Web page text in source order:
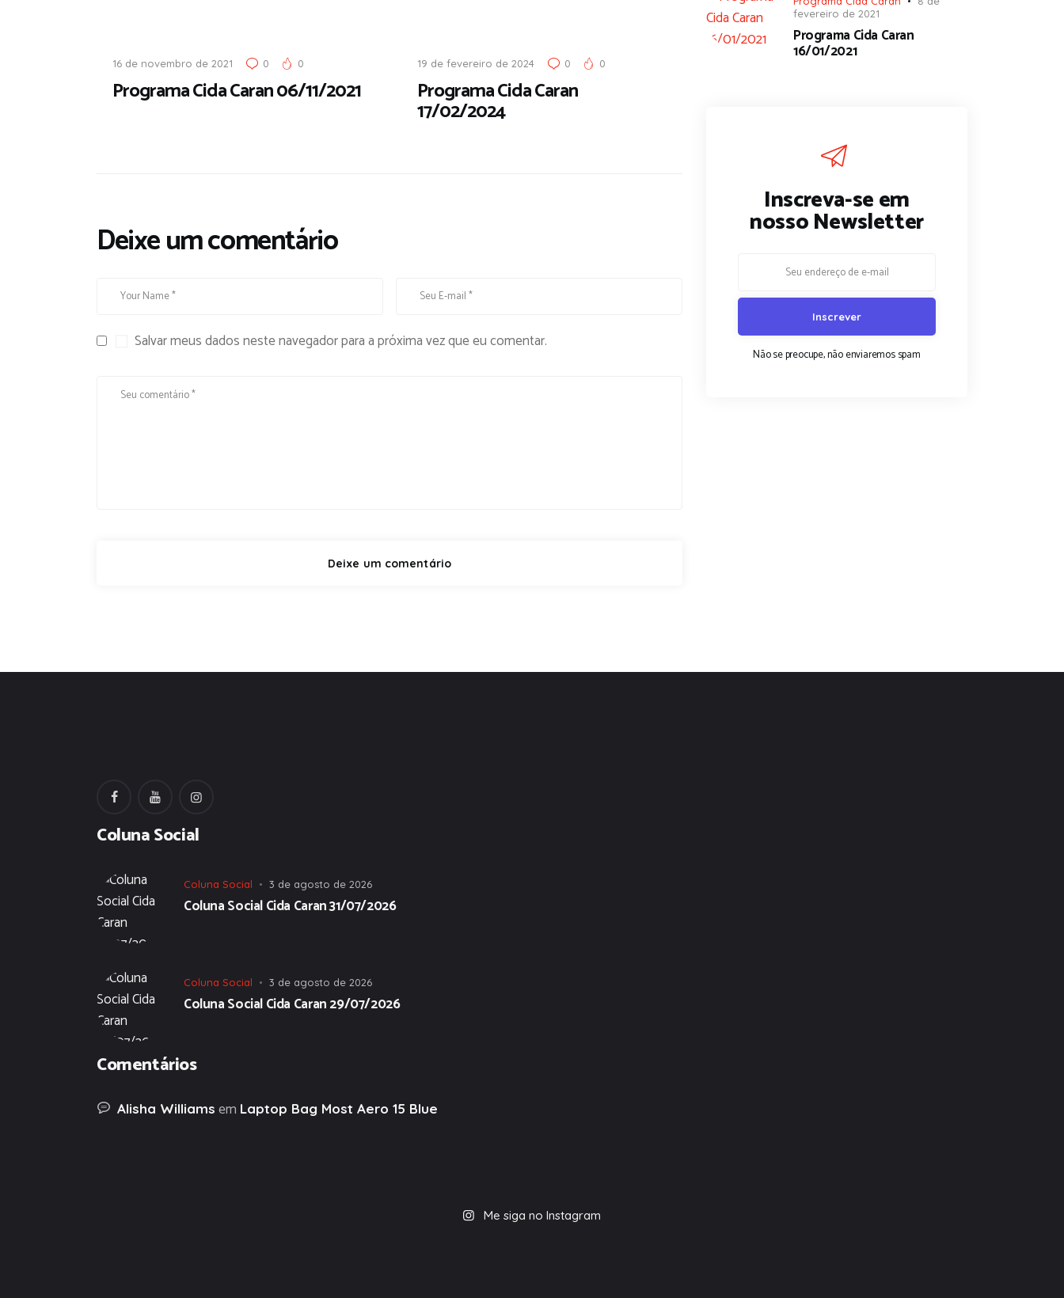
16 de novembro de 2021 0 0
Programa Cida Caran 06/11/2021
19 de fevereiro de 2024 0 0
Programa Cida Caran
17/02/2024
Deixe um comentário
Salvar meus dados neste navegador para a próxima vez que eu comentar.
fevereiro de 2021
Programa Cida Caran
16/01/2021
Inscreva-se em
nosso Newsletter
Não se preocupe, não enviaremos spam
Coluna Social
Coluna Social 3 de agosto de 2026
Coluna Social Cida Caran 31/07/2026
Coluna Social 3 de agosto de 2026
Coluna Social Cida Caran 29/07/2026
Comentários
Alisha Williams em Laptop Bag Most Aero 15 Blue
Me siga no Instagram